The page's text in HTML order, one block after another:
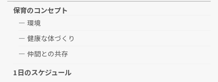
保育のコンセプト
環境
健康な体づくり
仲間との共存
1日のスケジュール